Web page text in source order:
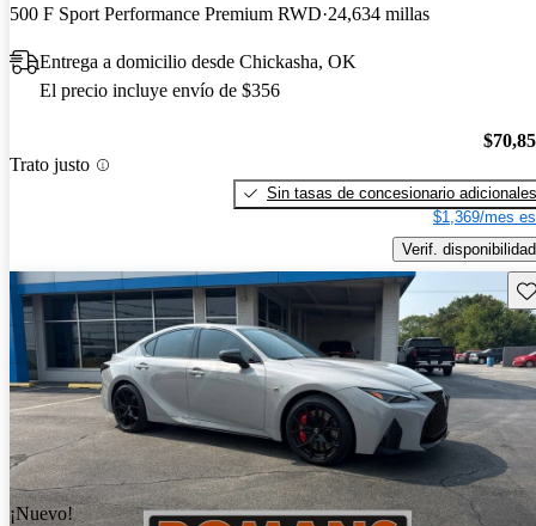
500 F Sport Performance Premium RWD 24,634 millas
Entrega a domicilio desde Chickasha, OK
El precio incluye envío de $356
Trato justo
Sin tasas de concesionario adicionales
$1,369/mes
Verif. disponibilidad
¡Nuevo!